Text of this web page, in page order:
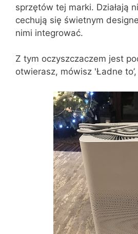
sprzętów tej marki. Działają
cechują się świetnym
nimi integrować.
Z tym oczyszczaczem jest
otwierasz, mówisz 'Ładne to’,